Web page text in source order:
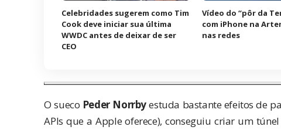
Celebridades sugerem como Tim
Cook deve iniciar sua última
WWDC antes de deixar de ser
CEO
Vídeo do “pôr da
com iPhone na
nas redes
O sueco Peder Norrbyestuda bastante efeitos de
APIs que a Apple oferece), conseguiu criar um